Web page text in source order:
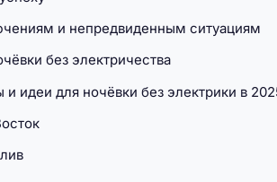
и непредвиденным ситуациям
без электричества
идеи для ночёвки без электрики в